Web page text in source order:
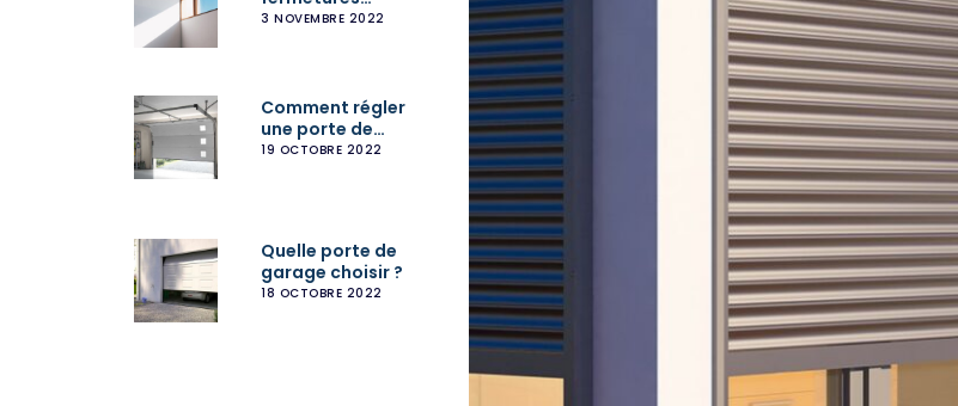
peut-il impacter
3 NOVEMBRE 2022
Comment régler
une porte de
garage
19 OCTOBRE 2022
Quelle porte de
garage choisir ?
18 OCTOBRE 2022